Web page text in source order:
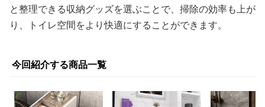
と整理できる収納グッズを選ぶことで、掃除の効率も上が
り、トイレ空間をより快適にすることができます。
今回紹介する商品一覧